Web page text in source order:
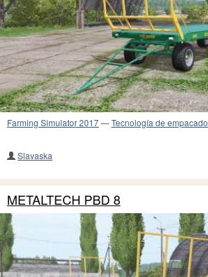
Farming Simulator 2017—Tecnología de empacado
Slavaska
METALTECH PBD 8